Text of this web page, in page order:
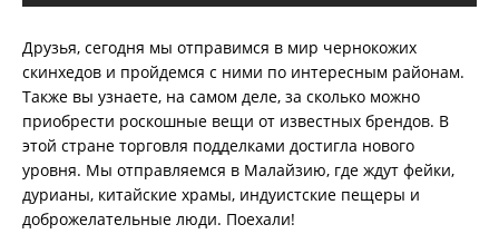
Друзья, сегодня мы отправимся в мир чернокожих
скинхедов и пройдемся с ними по интересным районам.
Также вы узнаете, на самом деле, за сколько можно
приобрести роскошные вещи от известных брендов. В
этой стране торговля подделками достигла нового
уровня. Мы отправляемся в Малайзию, где ждут фейки,
дурианы, китайские храмы, индуистские пещеры и
доброжелательные люди. Поехали!